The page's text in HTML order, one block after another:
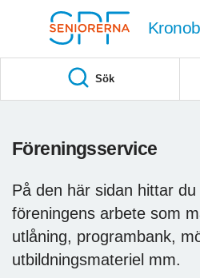
Sök
Föreningsservice
På den här sidan hittar
föreningens arbete som
utlåning, programbank,
utbildningsmateriel mm.